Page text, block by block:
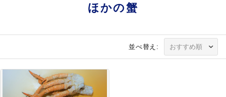
ほかの蟹
並べ替え: